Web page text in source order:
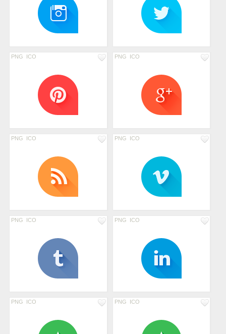
PNG ICO PNG ICO
PNG ICO PNG ICO
PNG ICO PNG ICO
PNG ICO PNG ICO